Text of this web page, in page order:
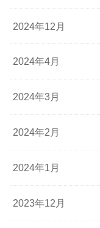
2024年12月
2024年4月
2024年3月
2024年2月
2024年1月
2023年12月